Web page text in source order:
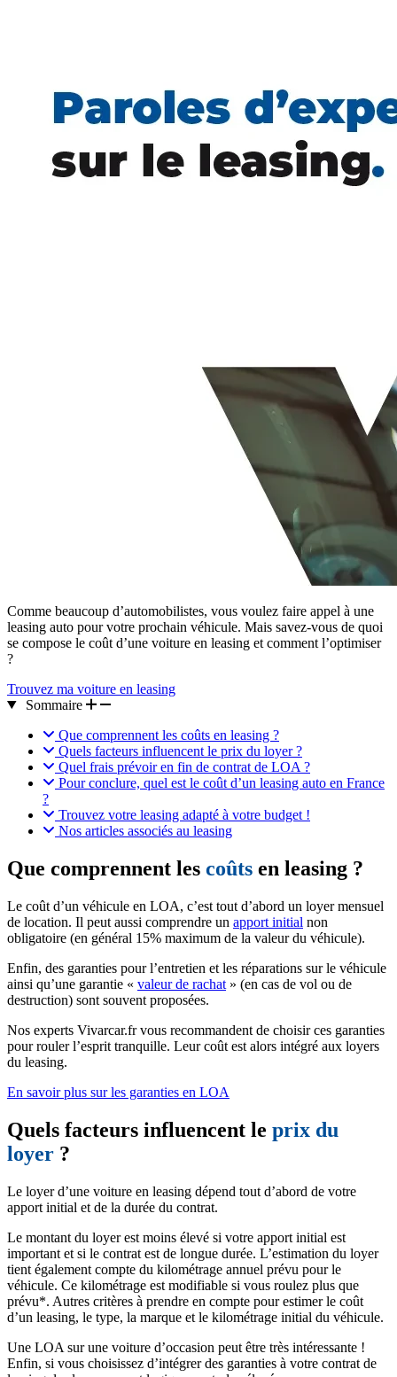
Comme beaucoup d’automobilistes, vous voulez faire appel à une
leasing auto pour votre prochain véhicule. Mais savez-vous de quoi
se compose le coût d’une voiture en leasing et comment l’optimiser
?
Trouvez ma voiture en leasing
Sommaire
Que comprennent les coûts en leasing ?
Quels facteurs influencent le prix du loyer ?
Quel frais prévoir en fin de contrat de LOA ?
Pour conclure, quel est le coût d’un leasing auto en France
?
Trouvez votre leasing adapté à votre budget !
Nos articles associés au leasing
Que comprennent les coûts en leasing ?
Le coût d’un véhicule en LOA, c’est tout d’abord un loyer mensuel
de location. Il peut aussi comprendre un apport initial non
obligatoire (en général 15% maximum de la valeur du véhicule).
Enfin, des garanties pour l’entretien et les réparations sur le véhicule
ainsi qu’une garantie « valeur de rachat » (en cas de vol ou de
destruction) sont souvent proposées.
Nos experts Vivarcar.fr vous recommandent de choisir ces garanties
pour rouler l’esprit tranquille. Leur coût est alors intégré aux loyers
du leasing.
En savoir plus sur les garanties en LOA
Quels facteurs influencent le prix du
loyer ?
Le loyer d’une voiture en leasing dépend tout d’abord de votre
apport initial et de la durée du contrat.
Le montant du loyer est moins élevé si votre apport initial est
important et si le contrat est de longue durée. L’estimation du loyer
tient également compte du kilométrage annuel prévu pour le
véhicule. Ce kilométrage est modifiable si vous roulez plus que
prévu*. Autres critères à prendre en compte pour estimer le coût
d’un leasing, le type, la marque et le kilométrage initial du véhicule.
Une LOA sur une voiture d’occasion peut être très intéressante !
Enfin, si vous choisissez d’intégrer des garanties à votre contrat de